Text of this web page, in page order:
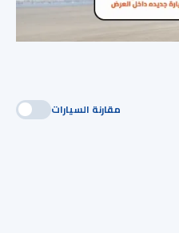
مقارنة السيارات